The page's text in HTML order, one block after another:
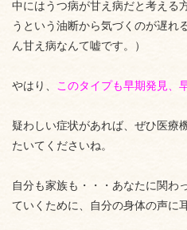
中にはうつ病が甘え病だと考える
うという油断から気づくのが遅れ
ん甘え病なんて嘘です。）
やはり、 このタイプも早期発見、
疑わしい症状があれば、ぜひ医療
たいてくださいね。
自分も家族も・・・あなたに関わ
ていくために、自分の身体の声に